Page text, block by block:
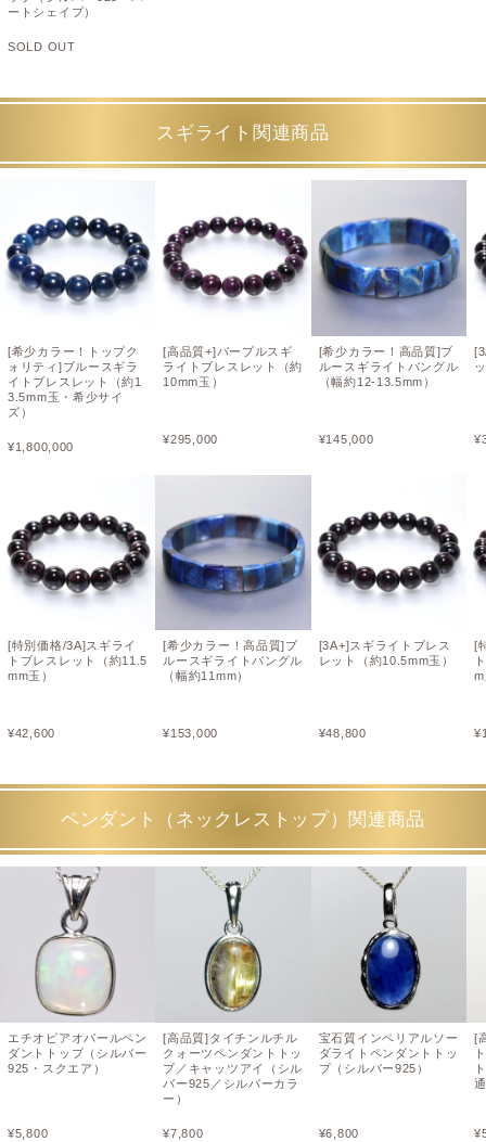
ートシェイプ）
SOLD OUT
スギライト関連商品
[希少カラー！トップク
ォリティ]ブルースギラ
イトブレスレット（約1
3.5mm玉・希少サイ
ズ）
¥1,800,000
[特別価格/3A]スギライ
トブレスレット（約11.5
mm玉）
¥42,600
[高品質+]パープルスギ
ライトブレスレット（約
10mm玉）
¥295,000
[希少カラー！高品質]ブ
ルースギライトバングル
（幅約11mm）
¥153,000
[希少カラー！高品質]ブ
ルースギライトバングル
（幅約12-13.5mm）
¥145,000
[3A+]スギライトブレス
レット（約10.5mm玉）
¥48,800
¥
[
¥
ペンダント（ネックレストップ）関連商品
エチオピアオパールペン
ダントトップ（シルバー
925・スクエア）
¥5,800
[高品質]タイチンルチル
クォーツペンダントトッ
プ／キャッツアイ（シル
バー925／シルバーカラ
ー）
¥7,800
宝石質インペリアルソー
ダライトペンダントトッ
プ（シルバー925）
¥6,800
[
¥